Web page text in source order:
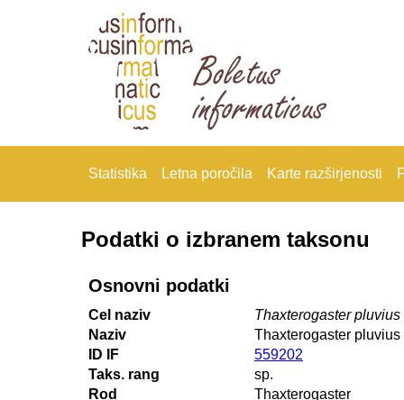
Statistika Letna poročila Karte razširjenosti
Podatki o izbranem taksonu
Osnovni podatki
Cel naziv Thaxterogaster pluvius
Naziv
Thaxterogaster pluvius
ID IF
559202
Taks. rang
sp.
Rod
Thaxterogaster